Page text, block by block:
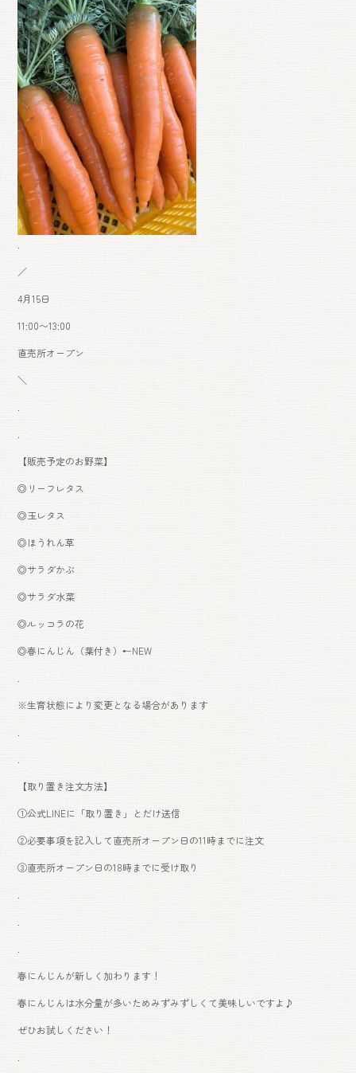
／
4月15日
11:00〜13:00
直売所オープン
＼
【販売予定のお野菜】
◎リーフレタス
◎玉レタス
◎ほうれん草
◎サラダかぶ
◎サラダ水菜
◎ルッコラの花
◎春にんじん（葉付き）←NEW
※生育状態により変更となる場合があります
【取り置き注文方法】
①公式LINEに「取り置き」とだけ送信
②必要事項を記入して直売所オープン日の11時までに注文
③直売所オープン日の18時までに受け取り
.
春にんじんが新しく加わります！
春にんじんは水分量が多いためみずみずしくて美味しいですよ♪
ぜひお試しください！
.